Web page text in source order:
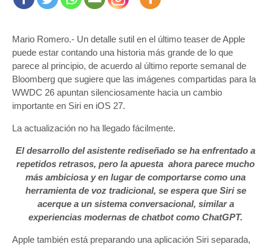
Mario Romero.- Un detalle sutil en el último teaser de Apple
puede estar contando una historia más grande de lo que
parece al principio, de acuerdo al último reporte semanal de
Bloomberg que sugiere que las imágenes compartidas para la
WWDC 26 apuntan silenciosamente hacia un cambio
importante en Siri en iOS 27.
La actualización no ha llegado fácilmente.
El desarrollo del asistente rediseñado se ha enfrentado a
repetidos retrasos, pero la apuesta ahora parece mucho
más ambiciosa y en lugar de comportarse como una
herramienta de voz tradicional, se espera que Siri se
acerque a un sistema conversacional, similar a
experiencias modernas de chatbot como ChatGPT.
Apple también está preparando una aplicación Siri separada,